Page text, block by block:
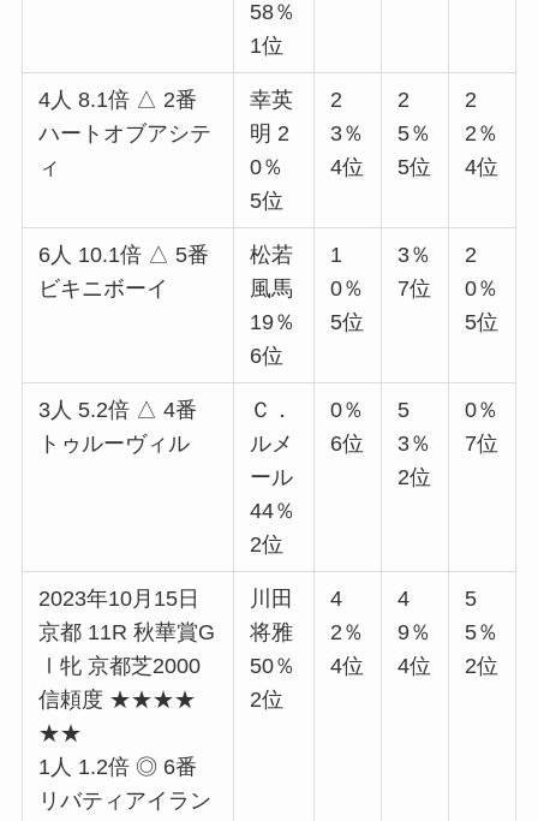
58％
1位
4人 8.1倍 △ 2番
ハートオブアシテ
ィ
幸英
明 2
0％
5位
2
3％
4位
2
5％
5位
2
2％
4位
6人 10.1倍 △ 5番
ビキニボーイ
松若
風馬
19％
6位
1
0％
5位
3％
7位
2
0％
5位
3人 5.2倍 △ 4番
トゥルーヴィル
Ｃ．
ルメ
ール
44％
2位
0％
6位
5
3％
2位
0％
7位
2023年10月15日
京都 11R 秋華賞G
Ⅰ牝 京都芝2000
信頼度 ★★★★
★★
1人 1.2倍 ◎ 6番
リバティアイラン
川田
将雅
50％
2位
4
2％
4位
4
9％
4位
5
5％
2位